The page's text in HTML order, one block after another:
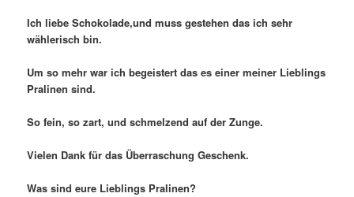
Ich liebe Schokolade,und muss gestehen das ich sehr
wählerisch bin.
Um so mehr war ich begeistert das es einer meiner Lieblings
Pralinen sind.
So fein, so zart, und schmelzend auf der Zunge.
Vielen Dank für das Überraschung Geschenk.
Was sind eure Lieblings Pralinen?